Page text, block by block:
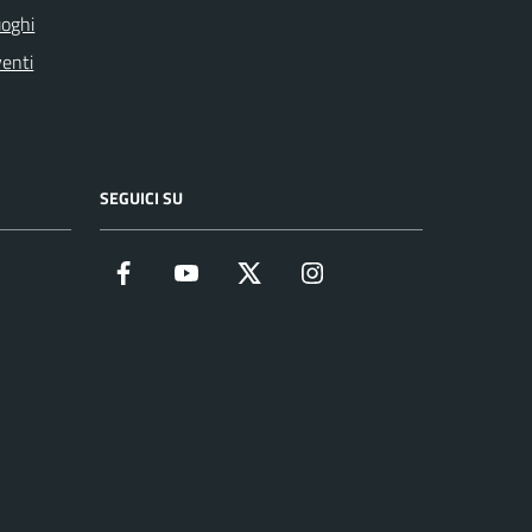
SEGUICI SU
Facebook YouTube Twitter